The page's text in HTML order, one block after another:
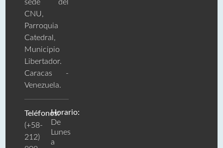
sede del
CNU,
Parroquia
Catedral,
Municipio
Libertador.
Caracas -
Venezuela.
Teléfonos:
(+58-
212)
Horario:
De
Lunes
a